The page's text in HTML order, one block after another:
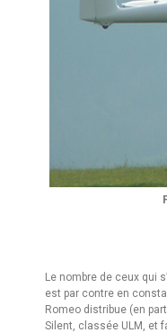
Le nombre de ceux qui
est par contre en
Romeo distribue (en
Silent, classée ULM, et